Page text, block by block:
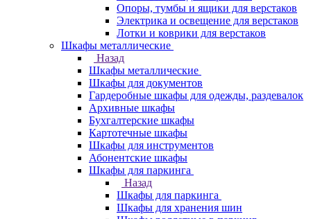
Опоры, тумбы и ящики для верстаков
Электрика и освещение для верстаков
Лотки и коврики для верстаков
Шкафы металлические
Назад
Шкафы металлические
Шкафы для документов
Гардеробные шкафы для одежды, раздевалок
Архивные шкафы
Бухгалтерские шкафы
Картотечные шкафы
Шкафы для инструментов
Абонентские шкафы
Шкафы для паркинга
Назад
Шкафы для паркинга
Шкафы для хранения шин